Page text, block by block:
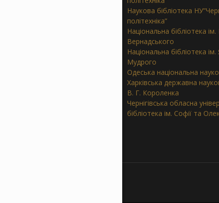
Наукова бібліотека
політехніка”
Національна бібліотека ім.
Вернадського
Національна бібліотека
Мудрого
Одеська національна
Харківська державна
В. Г. Короленка
Чернігівська обласна
бібліотека ім. Софії та